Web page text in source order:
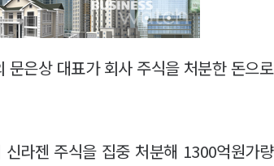
은상 대표가 회사 주식을 처분한 돈으로
라젠 주식을 집중 처분해 1300억원가량